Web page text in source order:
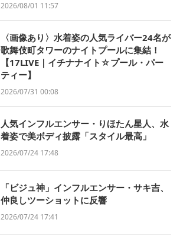
2026/08/01 11:57
〈画像あり〉水着姿の人気ライバー24名が
歌舞伎町タワーのナイトプールに集結！
【17LIVE｜イチナナイト☆プール・パー
ティー】
2026/07/31 00:08
人気インフルエンサー・りほたん星人、水
着姿で美ボディ披露「スタイル最高」
2026/07/24 17:48
「ビジュ神」インフルエンサー・サキ吉、
仲良しツーショットに反響
2026/07/24 17:41